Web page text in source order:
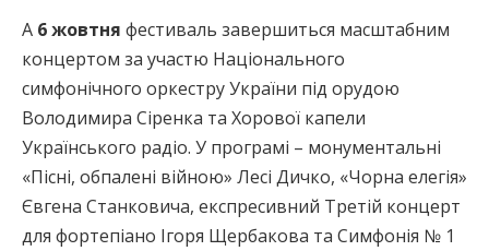
А 6 жовтня фестиваль завершиться масштабним
концертом за участю Національного
симфонічного оркестру України під орудою
Володимира Сіренка та Хорової капели
Українського радіо. У програмі – монументальні
«Пісні, обпалені війною» Лесі Дичко, «Чорна елегія»
Євгена Станковича, експресивний Третій концерт
для фортепіано Ігоря Щербакова та Симфонія № 1